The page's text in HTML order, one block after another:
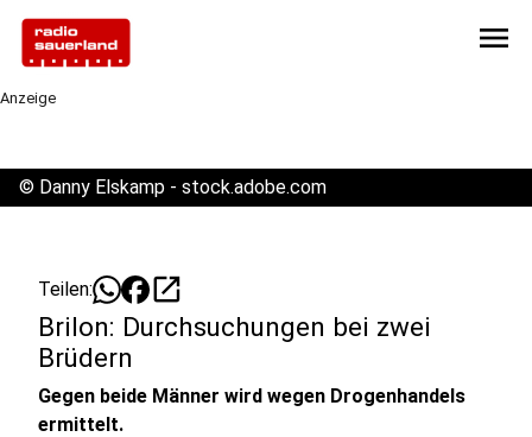
menu
Anzeige
© Danny Elskamp - stock.adobe.com
Teilen: open_in_new
Brilon: Durchsuchungen bei zwei
Brüdern
Gegen beide Männer wird wegen Drogenhandels
ermittelt.